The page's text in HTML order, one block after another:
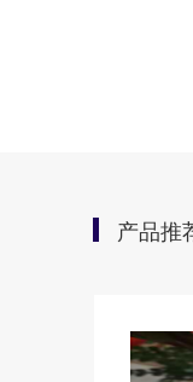
产品推